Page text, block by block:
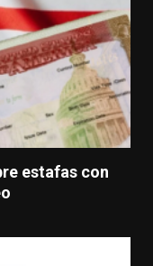
estafas con